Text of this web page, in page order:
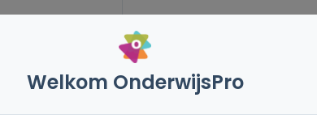
Welkom OnderwijsPro